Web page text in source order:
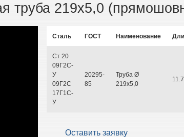
труба 219х5,0
Сталь ГОСТ Наименование
Ст 20
09Г2С-
У
09Г2С
17Г1С-
У
20295-
85
Труба Ø
219х5,0
11.7
Оставить заявку